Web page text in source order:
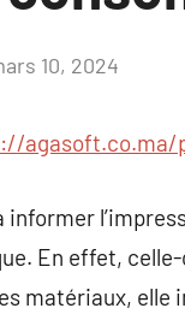
10, 2024
agasoft.co.ma/
En effet,
matériaux,